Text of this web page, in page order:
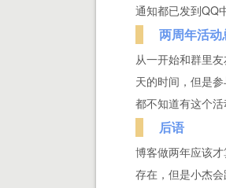
通知都已发到QQ
两周年活动
从一开始和群里
天的时间，但是
都不知道有这个
后语
博客做两年应该
存在，但是小杰会